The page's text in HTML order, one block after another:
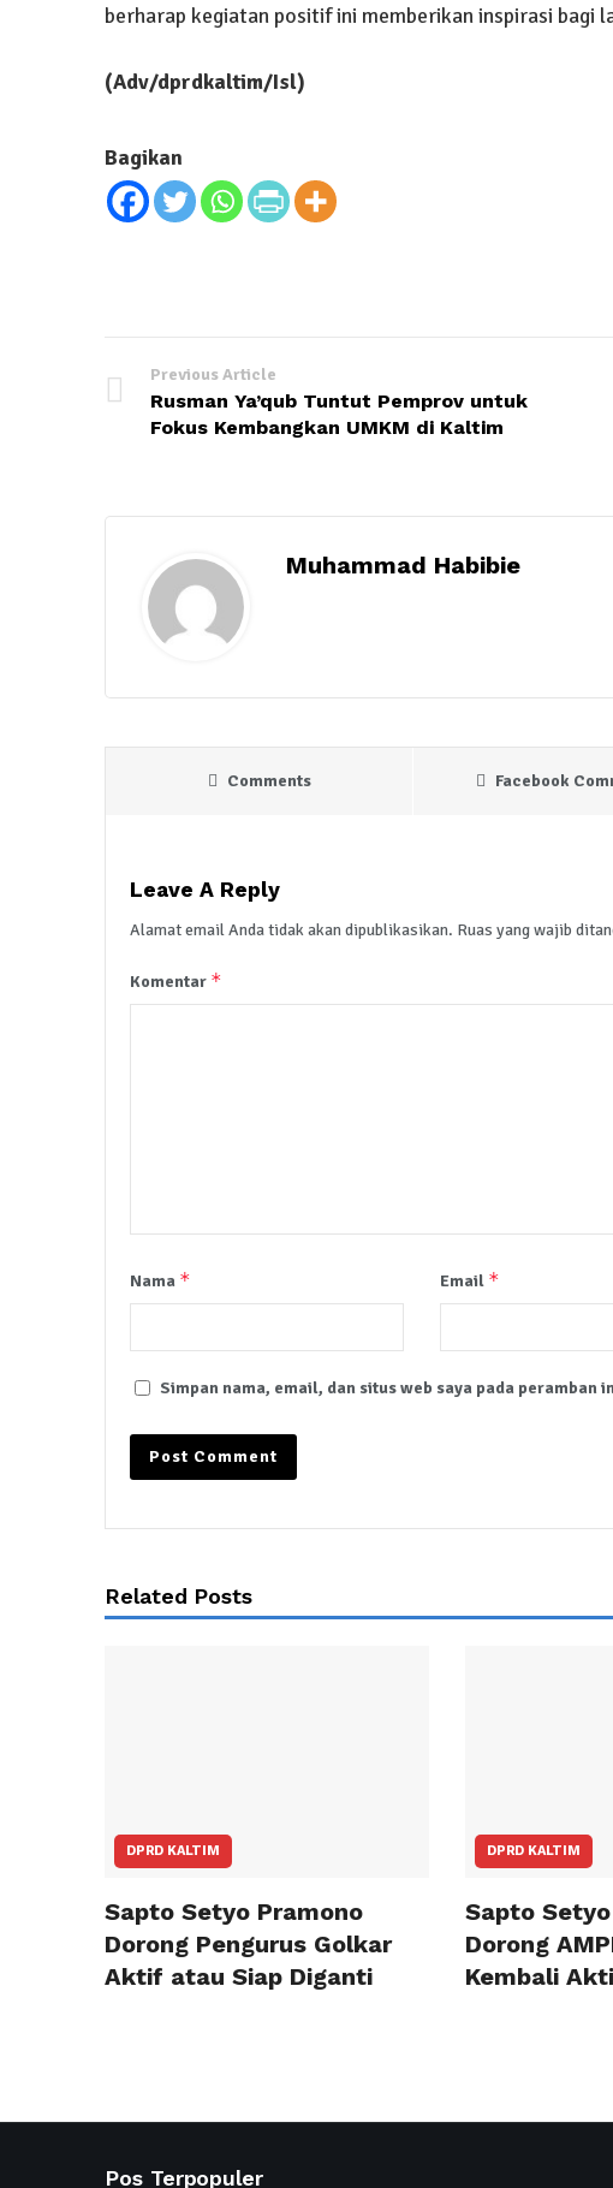
berharap kegiatan positif ini memberikan inspirasi bagi
(Adv/dprdkaltim/Isl)
Bagikan
Previous Article
Rusman Ya’qub Tuntut Pemprov untuk
Fokus Kembangkan UMKM di Kaltim
Muhammad Habibie
Comments Facebook
Leave A Reply
Alamat email Anda tidak akan dipublikasikan. Ruas yang wajib
Komentar *
Nama * Email *
Simpan nama, email, dan situs web saya pada peramban
Related Posts
DPRD KALTIM
Sapto Setyo Pramono
Dorong Pengurus Golkar
Aktif atau Siap Diganti
DPRD KALTIM
Sapto
Dorong
Kembali
Pos Terpopuler